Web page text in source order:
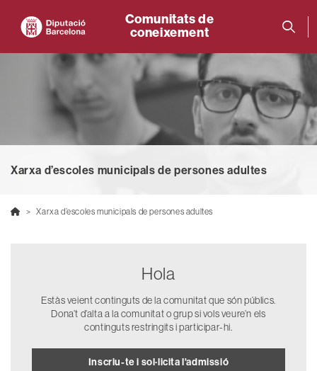
Comunitats de
coneixement
Xarxa d’escoles municipals de persones adultes
Xarxa d’escoles municipals de persones adultes
Hola
Estàs veient continguts de la comunitat que són públics.
Dona’t d’alta a la comunitat o grup si vols veure’n els
continguts restringits i participar-hi.
Inscriu-te i sol·licita l'admissió